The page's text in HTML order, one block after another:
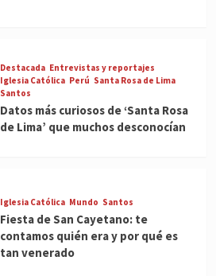
Destacada Entrevistas y reportajes
Iglesia Católica Perú Santa Rosa de Lima
Santos
Datos más curiosos de ‘Santa Rosa
de Lima’ que muchos desconocían
Iglesia Católica Mundo Santos
Fiesta de San Cayetano: te
contamos quién era y por qué es
tan venerado